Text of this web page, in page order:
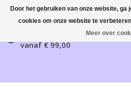
Gratis verzending mogelijk,
vanaf € 99,00
Home
Door het gebruiken van onze website,
cookies om onze website te
Meer over